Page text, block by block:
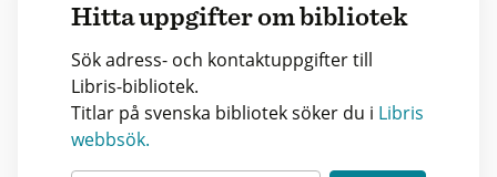
Hitta uppgifter om bibliotek
Sök adress- och kontaktuppgifter till
Libris-bibliotek.
Titlar på svenska bibliotek söker du i Libris
webbsök.